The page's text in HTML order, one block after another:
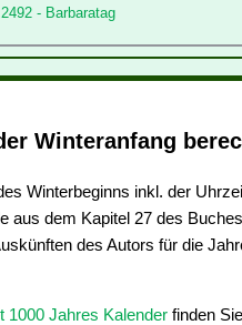
- Barbaratag
Winteranfang
Winterbeginns inkl. der
aus dem Kapitel 27 des Buches
des Autors für die
1000 Jahres Kalender finden